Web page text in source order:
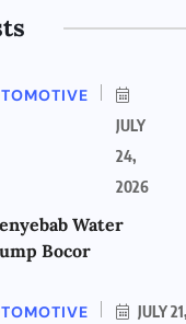
JULY
24,
2026
Water
Bocor
JULY